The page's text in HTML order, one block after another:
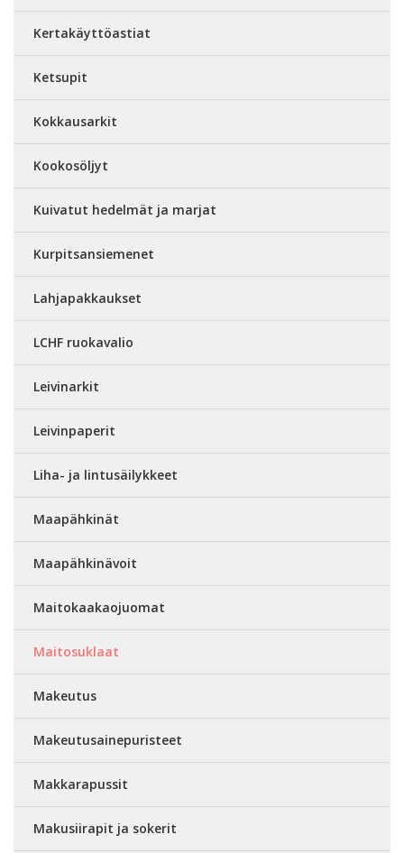
Kertakäyttöastiat
Ketsupit
Kokkausarkit
Kookosöljyt
Kuivatut hedelmät ja marjat
Kurpitsansiemenet
Lahjapakkaukset
LCHF ruokavalio
Leivinarkit
Leivinpaperit
Liha- ja lintusäilykkeet
Maapähkinät
Maapähkinävoit
Maitokaakaojuomat
Maitosuklaat
Makeutus
Makeutusainepuristeet
Makkarapussit
Makusiirapit ja sokerit